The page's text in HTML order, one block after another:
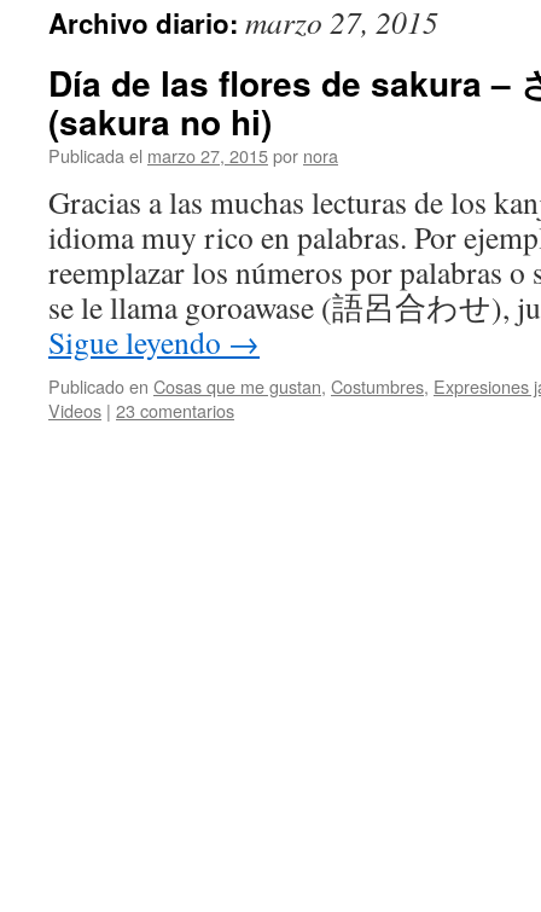
Archivo diario: marzo 27, 2015
Día de las flores de sakura –
(sakura no hi)
Publicada el marzo 27, 2015por nora
Gracias a las muchas lecturas de los
idioma muy rico en palabras. Por
reemplazar los números por palabras o
se le llama goroawase (語呂合わせ),
Sigue leyendo →
Publicado en Cosas que me gustan, Costumbres, Expresiones
Videos | 23 comentarios